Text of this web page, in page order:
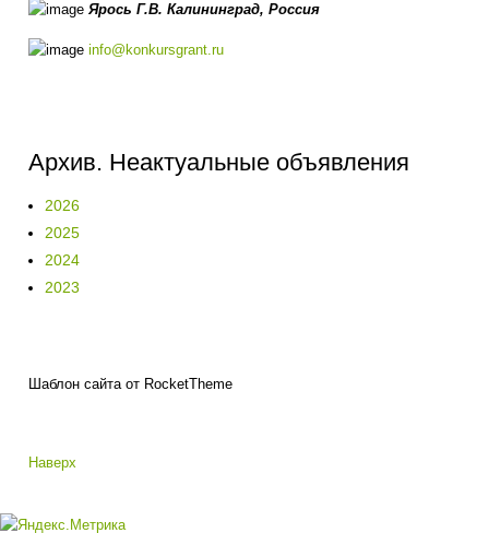
Ярось Г.В.Калининград,Россия
info@konkursgrant.ru
Архив. Неактуальные объявления
2026
2025
2024
2023
Шаблон сайта от RocketTheme
Наверх